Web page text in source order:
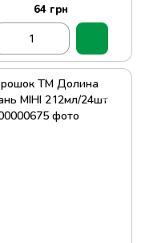
64 грн